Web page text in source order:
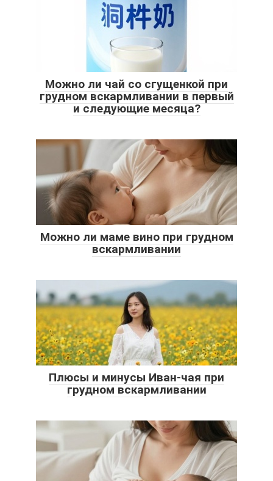
Можно ли чай со сгущенкой при
грудном вскармливании в первый
и следующие месяца?
Можно ли маме вино при грудном
вскармливании
Плюсы и минусы Иван-чая при
грудном вскармливании